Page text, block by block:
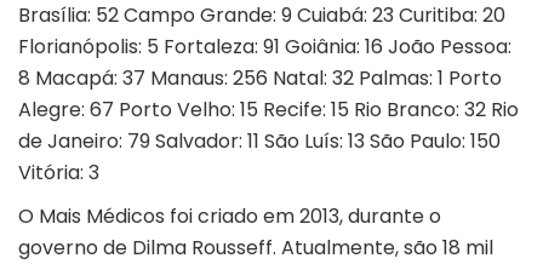
Brasília: 52 Campo Grande: 9 Cuiabá: 23 Curitiba: 20
Florianópolis: 5 Fortaleza: 91 Goiânia: 16 João Pessoa:
8 Macapá: 37 Manaus: 256 Natal: 32 Palmas: 1 Porto
Alegre: 67 Porto Velho: 15 Recife: 15 Rio Branco: 32 Rio
de Janeiro: 79 Salvador: 11 São Luís: 13 São Paulo: 150
Vitória: 3
O Mais Médicos foi criado em 2013, durante o
governo de Dilma Rousseff. Atualmente, são 18 mil